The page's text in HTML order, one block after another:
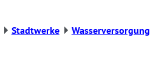
Stadtwerke Wasserversorgung